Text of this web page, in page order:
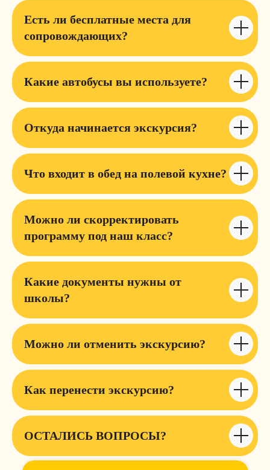
Есть ли бесплатные места для
сопровождающих?
Какие автобусы вы используете?
Откуда начинается экскурсия?
Что входит в обед на полевой кухне?
Можно ли скорректировать
программу под наш класс?
Какие документы нужны от
школы?
Можно ли отменить экскурсию?
Как перенести экскурсию?
ОСТАЛИСЬ ВОПРОСЫ?